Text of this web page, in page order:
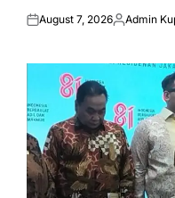
Posted
August 7, 2026Posted
Admin